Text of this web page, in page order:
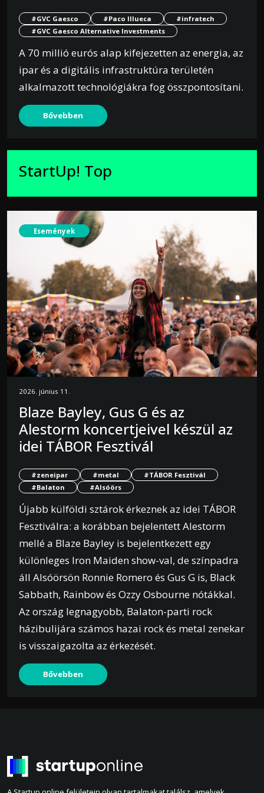
#GVC Gaesco #Paco Illueca
#infratech
#GVC Gaesco Alternative Investments
A 70 millió eurós alap kifejezetten az energia, az
ipar és a digitális infrastruktúra területén
alkalmazott technológiákra fog összpontosítani.
Bővebben
StartUp! Top
Események
2026. június 11.
Blaze Bayley, Gus G és az
Alestorm koncertjeivel készül az
idei TÁBOR Fesztivál
#zeneipar #metal
#TÁBOR Fesztivál
#Balaton
#Alsóörs
Újabb külföldi sztárok érkeznek az idei TÁBOR
Fesztiválra: a korábban bejelentett Alestorm
mellé a Blaze Bayley is bejelentkezett egy
különleges Iron Maiden show-val, de színpadra
áll Alsóörsön Ronnie Romero és Gus G is, Black
Sabbath, Rainbow és Ozzy Osbourne nótákkal.
Az ország legnagyobb, Balaton-parti rock
házibulijára számos hazai rock és metal zenekar
is visszaigazolta az érkezését.
Bővebben